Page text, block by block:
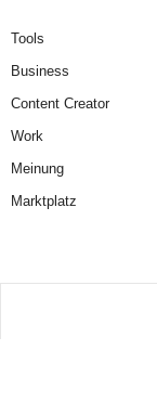
Tools
Business
Content Creator
Work
Meinung
Marktplatz